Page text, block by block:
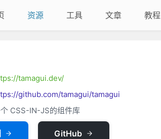
资源 工具 文章 教程
tamagui.dev/
github.com/tamagui/tamagui
CSS-IN-JS的组件库
GitHub